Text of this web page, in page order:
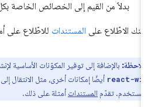
بدلاً من القيم إلى الخصائص الخاصة بكلّ
الاطّلاع علىالمستنداتللاطّلاع على أمثلة
ملاحظة:بالإضافة إلى توفير المكوّنات الأساسية لإنشاء
react-أيضًا إمكانات أخرى، مثل الانتقال إلى
المستخدم. تقدّمالمستنداتأمثلة على ذلك.